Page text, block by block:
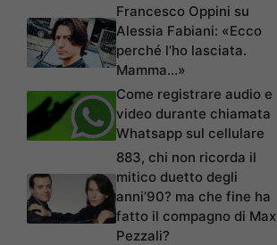
Francesco Oppini su
Alessia Fabiani: «Ecco
perché l’ho lasciata.
Mamma…»
Come registrare audio e
video durante chiamata
Whatsapp sul cellulare
883, chi non ricorda il
mitico duetto degli
anni’90? ma che fine ha
fatto il compagno di Max
Pezzali?